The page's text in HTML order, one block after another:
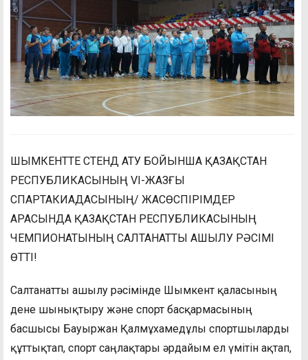
ШЫМКЕНТТЕ СТЕНД АТУ БОЙЫНША ҚАЗАҚСТАН
РЕСПУБЛИКАСЫНЫҢ VI-ЖАЗҒЫ
СПАРТАКИАДАСЫНЫҢ/ ЖАСӨСПІРІМДЕР
АРАСЫНДА ҚАЗАҚСТАН РЕСПУБЛИКАСЫНЫҢ
ЧЕМПИОНАТЫНЫҢ САЛТАНАТТЫ АШЫЛУ РӘСІМІ
ӨТТІ!
Салтанатты ашылу рәсімінде Шымкент қаласының
дене шынықтыру және спорт басқармасының
басшысы Бауыржан Қалмұхамедұлы спортшыларды
құттықтап, спорт саңлақтары әрдайым ел үмітін ақтап,